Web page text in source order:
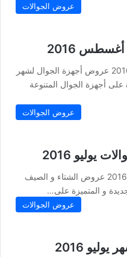
عروض الجوالات
2016
عروض أجهزة الجوال لشهر أغسطس 2016 عروض أجهزة الجوال لشهر
على أجهزة الجوال المتنوعة
عروض الجوالات
يوليو 2016
عروض الشتاء و الصيف للجوالات يوليو 2016 عروض الشتاء و الصيف
عروض الجوالات
2016